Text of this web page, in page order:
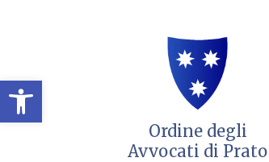
Open toolbar
Ordine degli
Avvocati di Prato